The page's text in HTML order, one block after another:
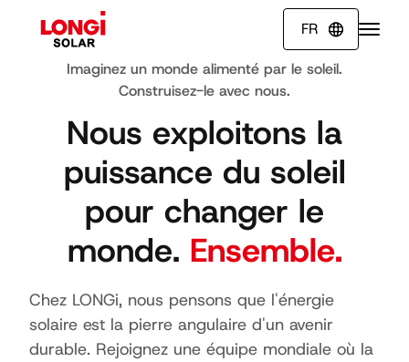
FR 
Imaginez un monde alimenté par le soleil.
Construisez-le avec nous.
Nous exploitons la
puissance du soleil
pour changer le
monde. Ensemble.
Chez LONGi, nous pensons que l'énergie
solaire est la pierre angulaire d'un avenir
durable. Rejoignez une équipe mondiale où la